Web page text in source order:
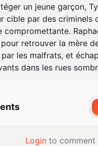
un jeune garçon,
cible par des criminels
compromettante.
retrouver la mère
les malfrats, et
dans les rues
Loginto comment